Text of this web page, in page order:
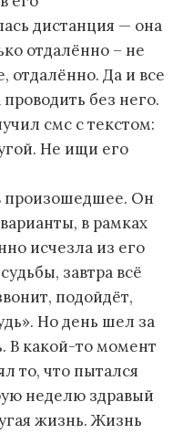
дистанция — она
отдалённо – не
отдалённо. Да и все
без него.
смс с текстом:
Не ищи его
произошедшее. Он
в рамках
исчезла из его
завтра всё
подойдёт,
Но день шел за
В какой-то момент
то, что пытался
неделю здравый
жизнь. Жизнь